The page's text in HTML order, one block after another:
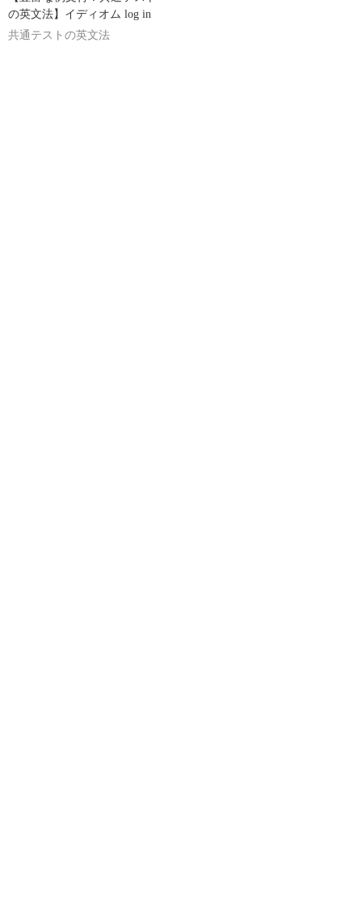
の英文法】イディオム log in
共通テストの英文法